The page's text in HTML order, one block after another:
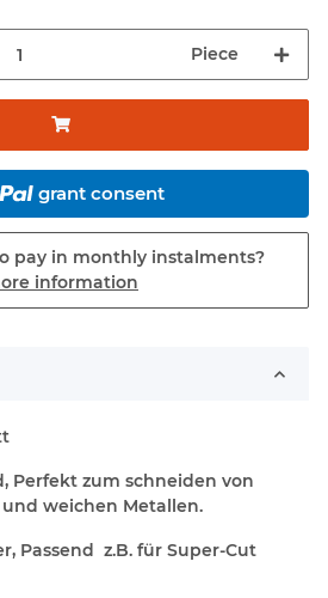
Piece
grant consent
pay in monthly instalments?
information
Perfekt zum schneiden von
und weichen Metallen.
Passend z.B. für Super-Cut